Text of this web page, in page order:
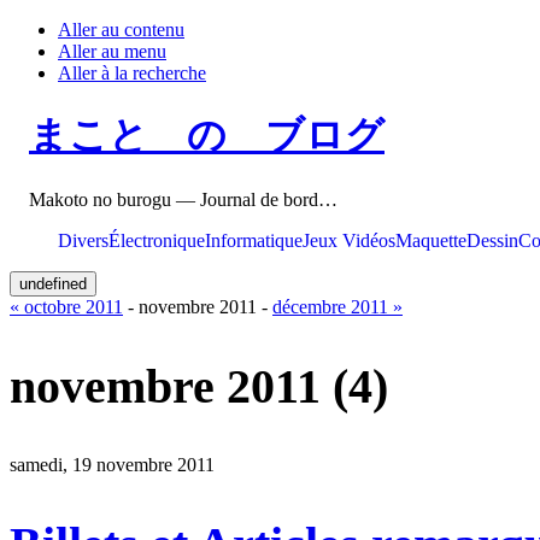
Aller au contenu
Aller au menu
Aller à la recherche
まこと の ブログ
Makoto no burogu — Journal de bord…
DiversÉlectroniqueInformatiqueJeux VidéosMaquetteDessin
undefined
« octobre 2011 - novembre 2011 - décembre 2011 »
novembre 2011 (4)
samedi, 19 novembre 2011